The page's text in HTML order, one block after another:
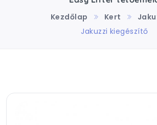
Kezdőlap
Kert
Jakuzzi kiegészítő